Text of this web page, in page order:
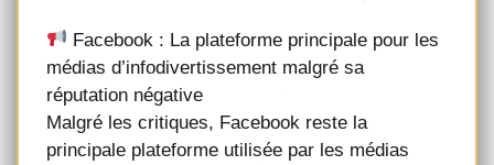
Facebook : La plateforme principale pour les
médias d’infodivertissement malgré sa
réputation négative
Malgré les critiques, Facebook reste la
principale plateforme utilisée par les médias